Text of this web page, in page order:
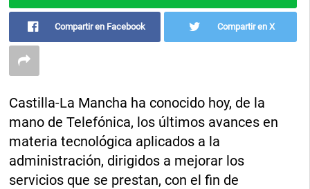
Compartir en Facebook Compartir en X
Castilla-La Mancha ha conocido hoy, de la
mano de Telefónica, los últimos avances en
materia tecnológica aplicados a la
administración, dirigidos a mejorar los
servicios que se prestan, con el fin de